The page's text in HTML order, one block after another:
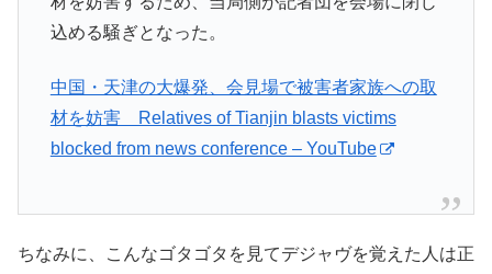
込める­騒ぎとなった。
中国・天津の大爆発、会見場で被害者家族への取
材を妨害 Relatives of Tianjin blasts victims
blocked from news conference – YouTube
ちなみに、こんなゴタゴタを見てデジャヴを覚えた人は正